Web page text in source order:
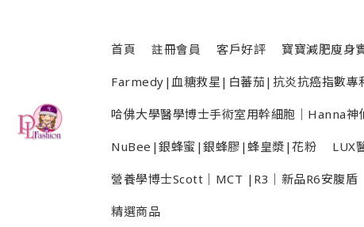
首頁 註冊會員 客戶好評 寶寶減肥廋身
Farmedy|血糖救星|白蕃茄|抗炎抗癌指數專
哈佛大學醫學博士手術室用幹細胞｜Hanna
NuBee|銀蜂蜜|銀蜂膠|蜂皇漿|花粉 LUX
營養學博士Scott｜MCT |R3｜新品R6安腹盾
精選商品